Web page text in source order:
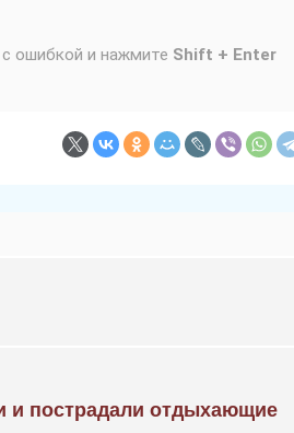
ошибкой и нажмите Shift + Enter
и пострадали отдыхающие